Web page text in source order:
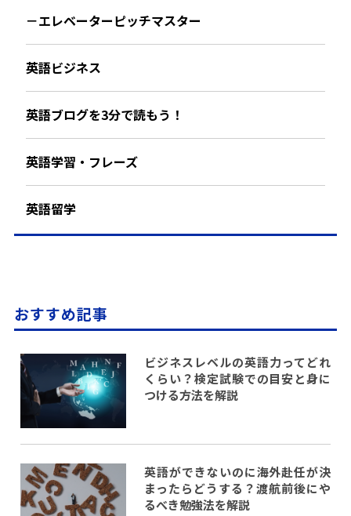
－エレベーターピッチマスター
英語ビジネス
英語ブログを3分で読もう！
英語学習・フレーズ
英語留学
おすすめ記事
ビジネスレベルの英語力ってどれ
くらい？検定試験での目安と身に
つける方法を解説
英語ができないのに海外赴任が決
まったらどうする？渡航前後にや
るべき勉強法を解説